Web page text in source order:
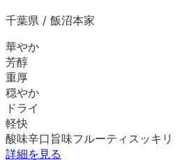
千葉県 / 飯沼本家
華やか
芳醇
重厚
穏やか
ドライ
軽快
酸味辛口 旨味フルーティ スッキリ
詳細を見る